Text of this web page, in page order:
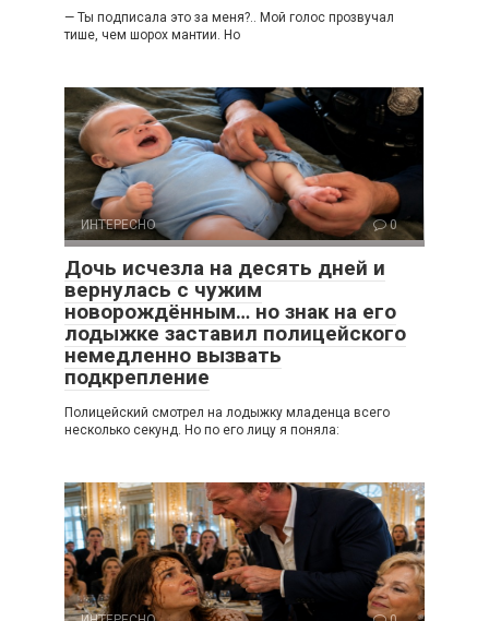
— Ты подписала это за меня?.. Мой голос прозвучал
тише, чем шорох мантии. Но
ИНТЕРЕСНО 0
Дочь исчезла на десять дней и
вернулась с чужим
новорождённым… но знак на его
лодыжке заставил полицейского
немедленно вызвать
подкрепление
Полицейский смотрел на лодыжку младенца всего
несколько секунд. Но по его лицу я поняла: